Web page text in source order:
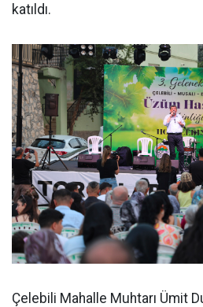
katıldı.
Çelebili Mahalle Muhtarı Ümit